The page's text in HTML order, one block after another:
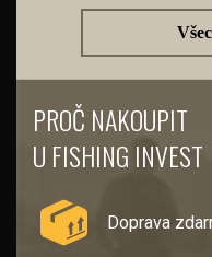
PROČ NAKOUPIT
U FISHING INVEST
Doprava